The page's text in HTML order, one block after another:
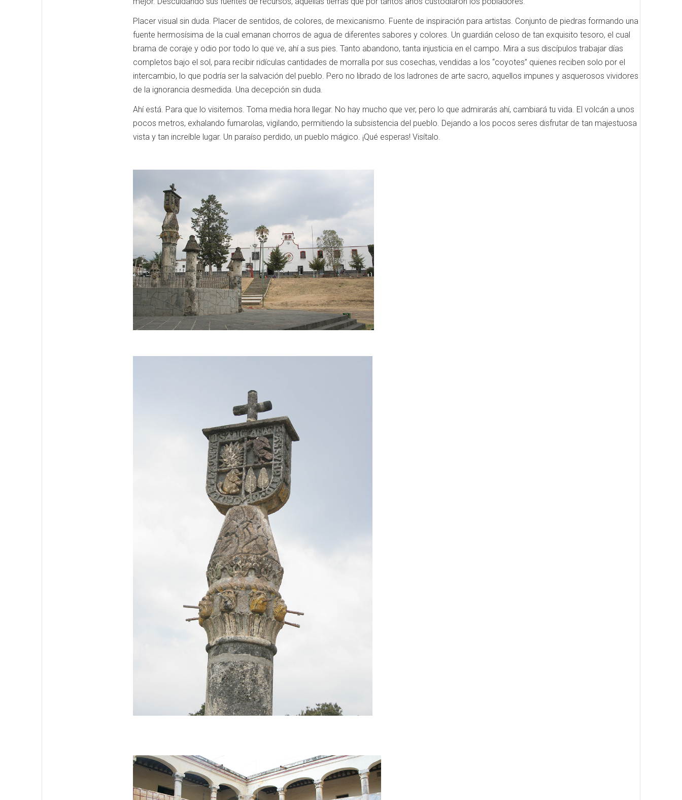
Placer visual sin duda. Placer de sentidos, de colores, de mexicanismo. Fuente de inspiración para artistas. Conjunto de piedras formando una
fuente hermosísima de la cual emanan chorros de agua de diferentes sabores y colores. Un guardián celoso de tan exquisito tesoro, el cual
brama de coraje y odio por todo lo que ve, ahí a sus pies. Tanto abandono, tanta injusticia en el campo. Mira a sus discípulos trabajar días
completos bajo el sol, para recibir ridículas cantidades de morralla por sus cosechas, vendidas a los “coyotes” quienes reciben solo por el
intercambio, lo que podría ser la salvación del pueblo. Pero no librado de los ladrones de arte sacro, aquellos impunes y asquerosos vividores
de la ignorancia desmedida. Una decepción sin duda.
Ahí está. Para que lo visitemos. Toma media hora llegar. No hay mucho que ver, pero lo que admirarás ahí, cambiará tu vida. El volcán a unos
pocos metros, exhalando fumarolas, vigilando, permitiendo la subsistencia del pueblo. Dejando a los pocos seres disfrutar de tan majestuosa
vista y tan increíble lugar. Un paraíso perdido, un pueblo mágico. ¡Qué esperas! Visítalo.